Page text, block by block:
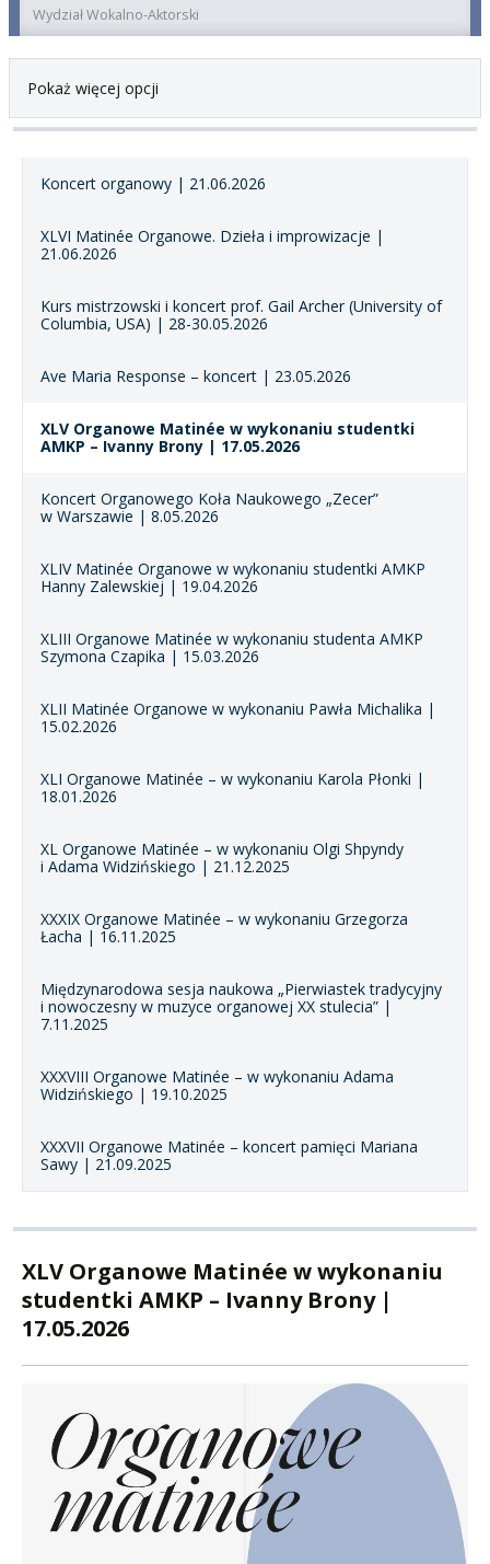
Wydział Wokalno-Aktorski
Pokaż więcej opcji
Koncert organowy | 21.06.2026
XLVI Matinée Organowe. Dzieła i improwizacje |
21.06.2026
Kurs mistrzowski i koncert prof. Gail Archer (University of
Columbia, USA) | 28-30.05.2026
Ave Maria Response – koncert | 23.05.2026
XLV Organowe Matinée w wykonaniu studentki
AMKP – Ivanny Brony | 17.05.2026
Koncert Organowego Koła Naukowego „Zecer”
w Warszawie | 8.05.2026
XLIV Matinée Organowe w wykonaniu studentki AMKP
Hanny Zalewskiej | 19.04.2026
XLIII Organowe Matinée w wykonaniu studenta AMKP
Szymona Czapika | 15.03.2026
XLII Matinée Organowe w wykonaniu Pawła Michalika |
15.02.2026
XLI Organowe Matinée – w wykonaniu Karola Płonki |
18.01.2026
XL Organowe Matinée – w wykonaniu Olgi Shpyndy
i Adama Widzińskiego | 21.12.2025
XXXIX Organowe Matinée – w wykonaniu Grzegorza
Łacha | 16.11.2025
Międzynarodowa sesja naukowa „Pierwiastek tradycyjny
i nowoczesny w muzyce organowej XX stulecia” |
7.11.2025
XXXVIII Organowe Matinée – w wykonaniu Adama
Widzińskiego | 19.10.2025
XXXVII Organowe Matinée – koncert pamięci Mariana
Sawy | 21.09.2025
XLV Organowe Matinée w wykonaniu
studentki AMKP – Ivanny Brony |
17.05.2026